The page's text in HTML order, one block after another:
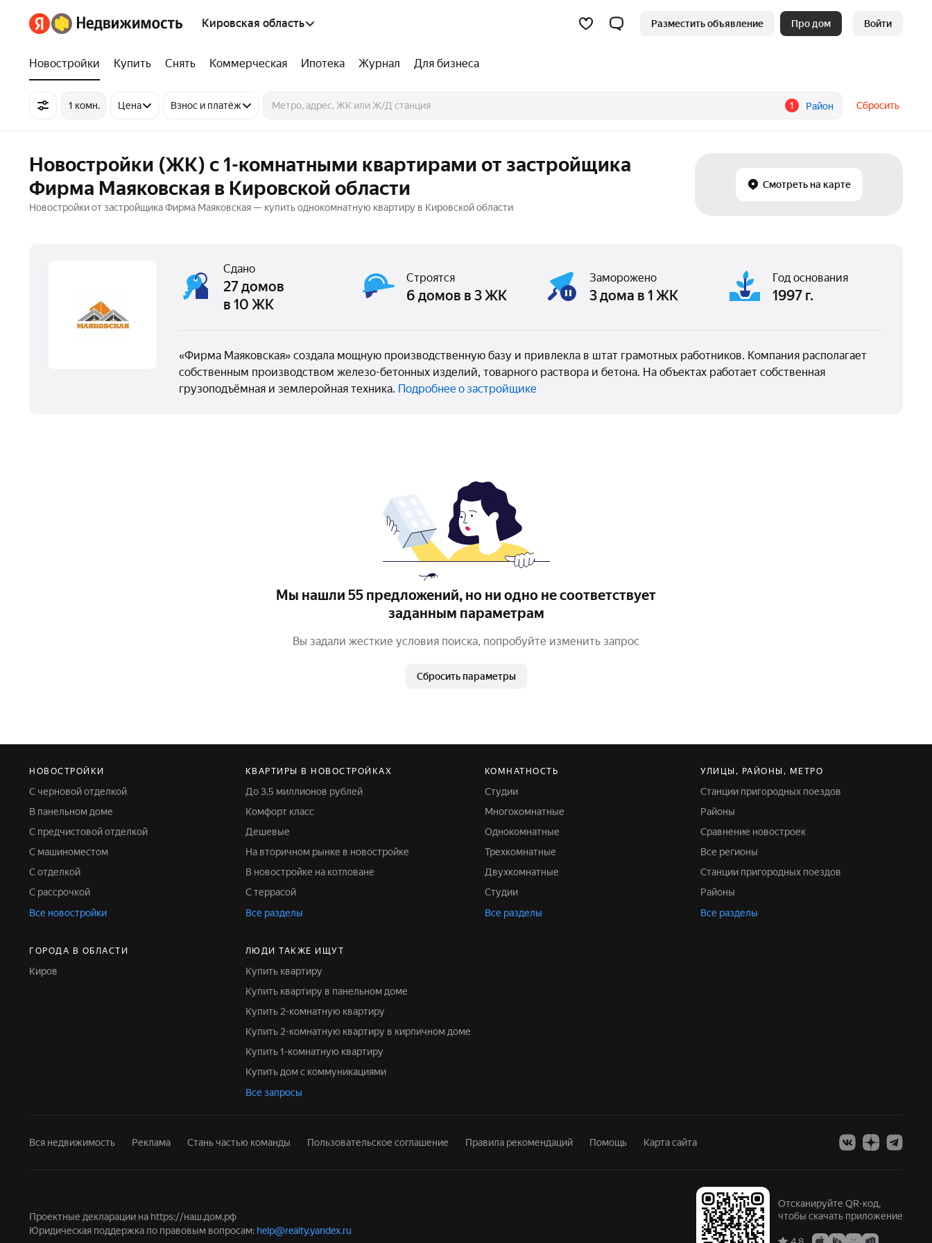
Кировская область Разместить объявление Про дом Войти
Новостройки Купить Снять Коммерческая Ипотека Журнал Для бизнеса
1 комн. Цена Взнос и платёж 1 Район Сбросить
Новостройки (ЖК) с 1-комнатными квартирами от застройщика
Фирма Маяковская в Кировской области
Новостройки от застройщика Фирма Маяковская — купить однокомнатную квартиру в Кировской области
Смотреть на карте
Сдано
27 домов
в 10 ЖК
Строятся
6 домов в 3 ЖК
Заморожено
3 дома в 1 ЖК
Год основания
1997 г.
«Фирма Маяковская» создала мощную производственную базу и привлекла в штат грамотных работников. Компания располагает
собственным производством железо-бетонных изделий, товарного раствора и бетона. На объектах работает собственная
грузоподъёмная и землеройная техника. Подробнее о застройщике
Мы нашли 55 предложений, но ни одно не соответствует
заданным параметрам
Вы задали жесткие условия поиска, попробуйте изменить запрос
Сбросить параметры
НОВОСТРОЙКИ
С черновой отделкой
В панельном доме
С предчистовой отделкой
С машиноместом
С отделкой
С рассрочкой
Все новостройки
КВАРТИРЫ В НОВОСТРОЙКАХ
До 3,5 миллионов рублей
Комфорт класс
Дешевые
На вторичном рынке в новостройке
В новостройке на котловане
С террасой
Все разделы
КОМНАТНОСТЬ
Студии
Многокомнатные
Однокомнатные
Трехкомнатные
Двухкомнатные
Студии
Все разделы
УЛИЦЫ, РАЙОНЫ, МЕТРО
Станции пригородных поездов
Районы
Сравнение новостроек
Все регионы
Станции пригородных поездов
Районы
Все разделы
ГОРОДА В ОБЛАСТИ
Киров
ЛЮДИ ТАКЖЕ ИЩУТ
Купить квартиру
Купить квартиру в панельном доме
Купить 2-комнатную квартиру
Купить 2-комнатную квартиру в кирпичном доме
Купить 1-комнатную квартиру
Купить дом с коммуникациями
Все запросы
Вся недвижимость Реклама Стань частью команды Пользовательское соглашение Правила рекомендаций Помощь Карта сайта
Проектные декларации на https://наш.дом.рф
Юридическая поддержка по правовым вопросам: help@realty.yandex.ru
Отсканируйте QR-код,
чтобы скачать приложение